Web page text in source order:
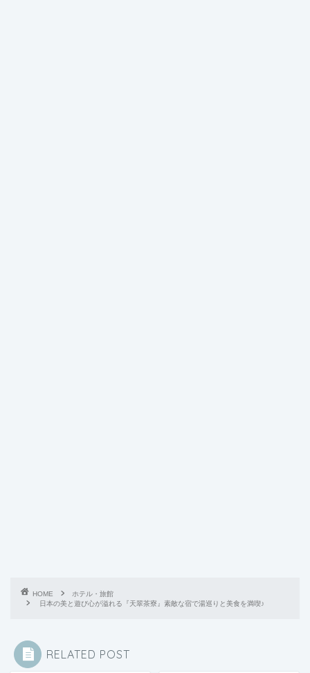
HOME
ホテル・旅館
日本の美と遊び心が溢れる『天翠茶寮』素敵な宿で湯巡りと美食を満喫♪
RELATED POST